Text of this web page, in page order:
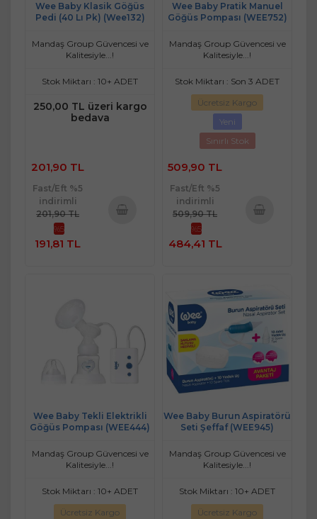
Wee Baby Klasik Göğüs
Pedi (40 Lı Pk) (Wee132)
Mandaş Group Güvencesi ve
Kalitesiyle...!
Stok Miktarı : 10+ ADET
250,00 TL üzeri kargo
bedava
201,90 TL
Fast/Eft %5
indirimli
201,90 TL
%5
191,81 TL
Wee Baby Pratik Manuel
Göğüs Pompası (WEE752)
Mandaş Group Güvencesi ve
Kalitesiyle...!
Stok Miktarı : Son 3 ADET
Ücretsiz Kargo
Yeni
Sınırlı Stok
509,90 TL
Fast/Eft %5
indirimli
509,90 TL
%5
484,41 TL
Wee Baby Tekli Elektrikli
Göğüs Pompası (WEE444)
Mandaş Group Güvencesi ve
Kalitesiyle...!
Stok Miktarı : 10+ ADET
Ücretsiz Kargo
Wee Baby Burun Aspiratörü
Seti Şeffaf (WEE945)
Mandaş Group Güvencesi ve
Kalitesiyle...!
Stok Miktarı : 10+ ADET
Ücretsiz Kargo